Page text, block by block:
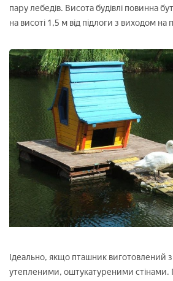
пару лебедів. Висота будівлі повинна
на висоті 1,5 м від підлоги з виходом на
Ідеально, якщо пташник виготовлений
утепленими, оштукатуреними стінами.